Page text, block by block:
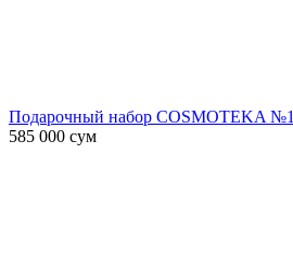
Подарочный набор COSMOTEKA №1
585 000 сум